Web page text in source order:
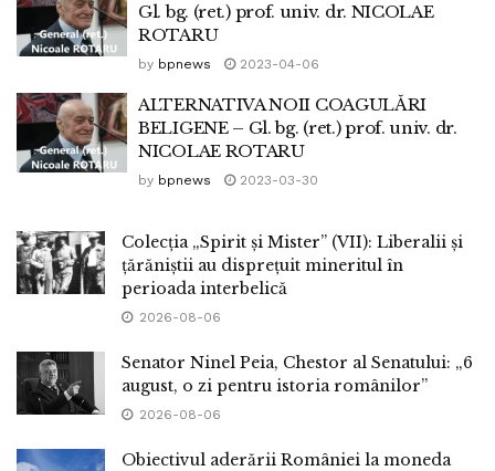
Gl. bg. (ret.) prof. univ. dr. NICOLAE
ROTARU
by bpnews 2023-04-06
ALTERNATIVA NOII COAGULĂRI
BELIGENE – Gl. bg. (ret.) prof. univ. dr.
NICOLAE ROTARU
by bpnews 2023-03-30
Colecția „Spirit și Mister” (VII): Liberalii și
țărăniștii au disprețuit mineritul în
perioada interbelică
2026-08-06
Senator Ninel Peia, Chestor al Senatului: „6
august, o zi pentru istoria românilor”
2026-08-06
Obiectivul aderării României la moneda